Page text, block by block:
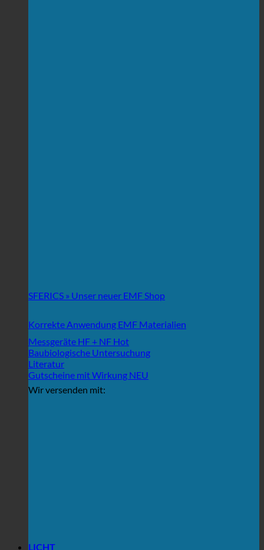
SFERICS » Unser neuer EMF Shop
Korrekte Anwendung EMF Materialien
Messgeräte HF + NF
Baubiologische Untersuchung
Literatur
Gutscheine mit Wirkung
Wir versenden mit:
LICHT